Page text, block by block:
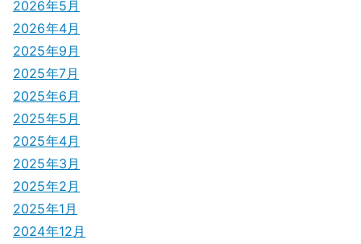
2026年5月
2026年4月
2025年9月
2025年7月
2025年6月
2025年5月
2025年4月
2025年3月
2025年2月
2025年1月
2024年12月